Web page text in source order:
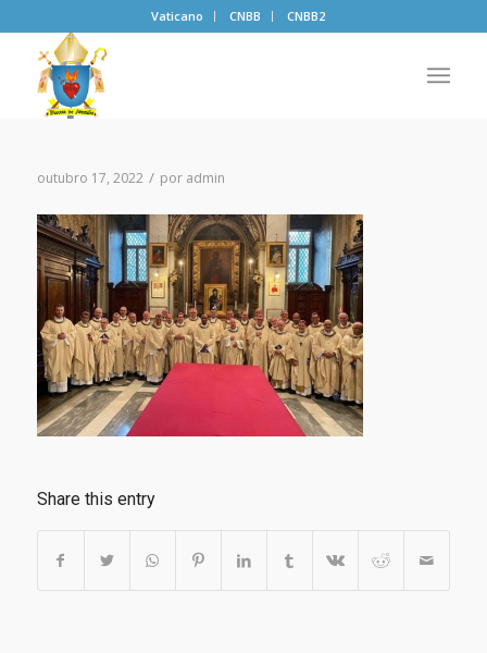
Vaticano CNBB CNBB2
outubro 17, 2022 / por admin
Share this entry